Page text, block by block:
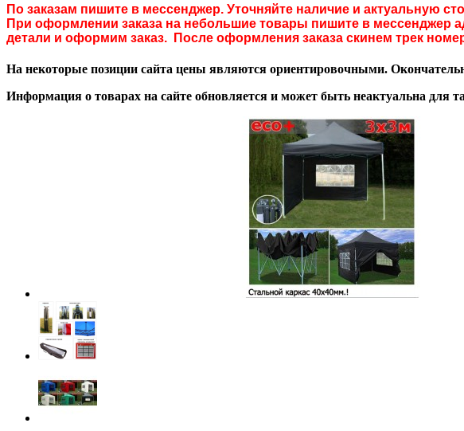
По заказам пишите в мессенджер. Уточняйте наличие и актуальную
При оформлении заказа на небольшие товары пишите в
детали и оформим заказ. После оформления заказа скинем трек
На некоторые позиции сайта цены являются ориентировочными.
Информация о товарах на сайте обновляется и может быть неактуальна для